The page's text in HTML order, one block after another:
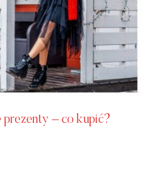
prezenty – co kupić?